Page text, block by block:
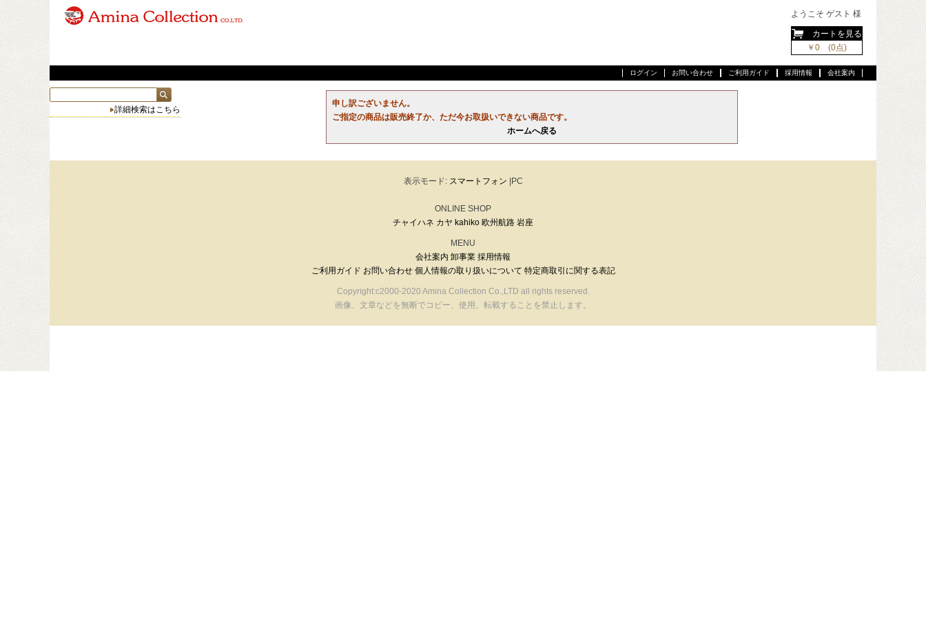
ようこそ ゲスト 様
カートを見る
￥0 (0点)
会社案内
採用情報
ご利用ガイド
お問い合わせ
ログイン
申し訳ございません。
ご指定の商品は販売終了か、ただ今お取扱いできない商品です。
ホームへ戻る
詳細検索はこちら
表示モード: スマートフォン |PC
ONLINE SHOP
チャイハネ カヤ kahiko 欧州航路 岩座
MENU
会社案内 卸事業 採用情報
ご利用ガイド お問い合わせ 個人情報の取り扱いについて 特定商取引に関する表記
Copyright:c2000-2020 Amina Collection Co.,LTD all rights reserved.
画像、文章などを無断でコピー、使用、転載することを禁止します。